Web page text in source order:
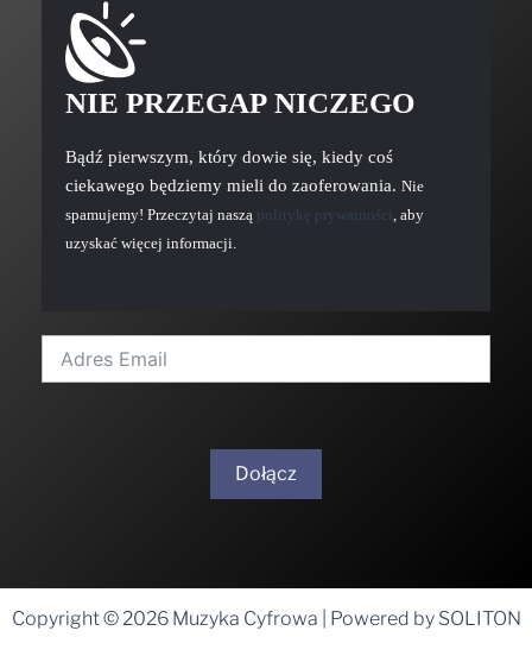
NIE PRZEGAP NICZEGO
Bądź pierwszym, który dowie się, kiedy coś
ciekawego będziemy mieli do zaoferowania. Nie
spamujemy! Przeczytaj naszą politykę prywatności, aby
uzyskać więcej informacji.
Dołącz
Copyright © 2026 Muzyka Cyfrowa | Powered by SOLITON